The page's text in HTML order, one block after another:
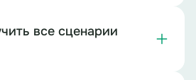
все сценарии